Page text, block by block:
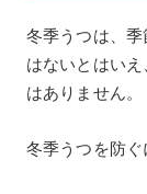
冬季うつは、
はないとはい
はありません。
冬季うつを防